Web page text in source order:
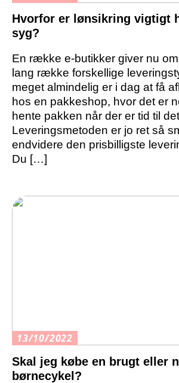
Hvorfor er lønsikring vigtigt
syg?
En række e-butikker giver nu
lang række forskellige
meget almindelig er i dag at få
hos en pakkeshop, hvor det er
hente pakken når der er tid til
Leveringsmetoden er jo ret så
endvidere den prisbilligste
Du […]
13/10/2022
Skal jeg købe en brugt eller
børnecykel?